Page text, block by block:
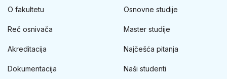
O fakultetu
Reč osnivača
Akreditacija
Dokumentacija
Osnovne studije
Master studije
Najčešća pitanja
Naši studenti